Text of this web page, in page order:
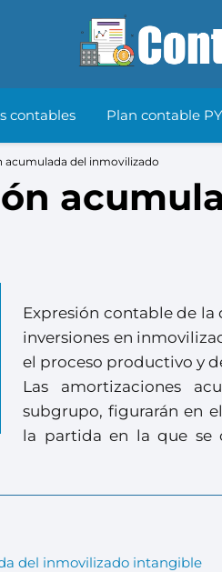
contables Plan contable
acumulada del inmovilizado
Expresión contable de
inversiones en
el proceso productivo y
Las amortizaciones
subgrupo, figurarán en
la partida en la que se
del inmovilizado intangible